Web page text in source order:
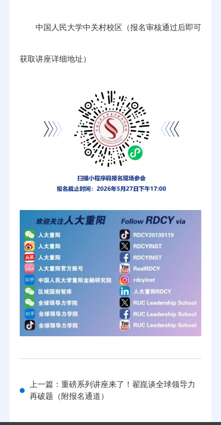
中国人民大学中关村校区（报名审核通过后即可
获取讲座详细地址）
上一篇：重磅系列讲座来了！翟崑谈全球领导力
再破题（附报名通道）